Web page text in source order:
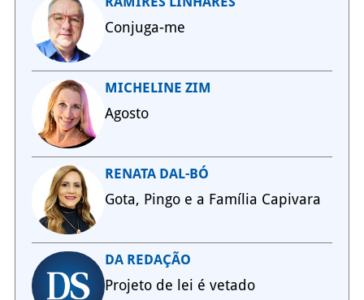
Conjuga-me
MICHELINE ZIM
Agosto
RENATA DAL-BÓ
Gota, Pingo e a Família Capivara
DA REDAÇÃO
Projeto de lei é vetado